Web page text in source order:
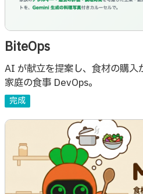
BiteOps
AI が献立を提案し、食材の購入
家庭の食事 DevOps。
完成